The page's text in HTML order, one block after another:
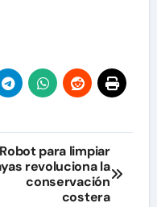
Robot para limpiar
revoluciona la
conservación
costera